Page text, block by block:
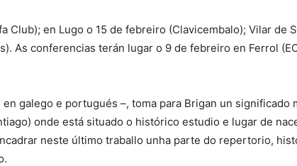
en Lugo o 15 de febreiro (Clavicembalo); Vilar de
As conferencias terán lugar o 9 de febreiro en Ferrol
en galego e portugués –, toma para Brigan un significado
onde está situado o histórico estudio e lugar de
neste último traballo unha parte do repertorio,